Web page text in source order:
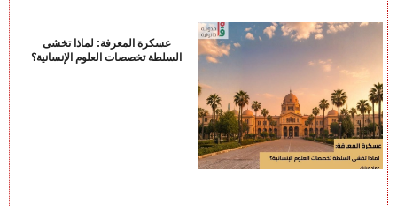
عسكرة المعرفة: لماذا تخشى
السلطة تخصصات العلوم الإنسانية؟